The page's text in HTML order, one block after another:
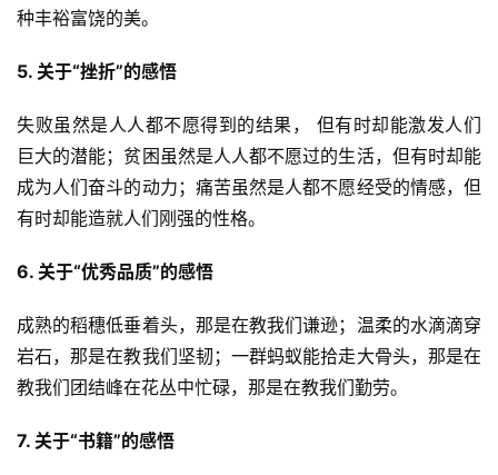
种丰裕富饶的美。
5. 关于“挫折”的感悟
失败虽然是人人都不愿得到的结果， 但有时却能激发人们
巨大的潜能；贫困虽然是人人都不愿过的生活，但有时却能
成为人们奋斗的动力；痛苦虽然是人都不愿经受的情感，但
有时却能造就人们刚强的性格。
6. 关于“优秀品质”的感悟
成熟的稻穗低垂着头，那是在教我们谦逊；温柔的水滴滴穿
岩石，那是在教我们坚韧；一群蚂蚁能拾走大骨头，那是在
教我们团结峰在花丛中忙碌，那是在教我们勤劳。
7. 关于“书籍”的感悟